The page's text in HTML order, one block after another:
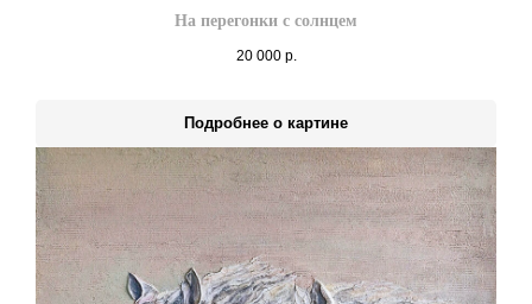
На перегонки с солнцем
20 000 р.
Подробнее о картине